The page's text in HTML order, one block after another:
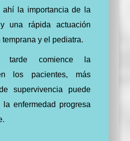
ahí la importancia de la
una rápida actuación
y el pediatra.
tarde comience la
los pacientes, más
supervivencia puede
enfermedad progresa